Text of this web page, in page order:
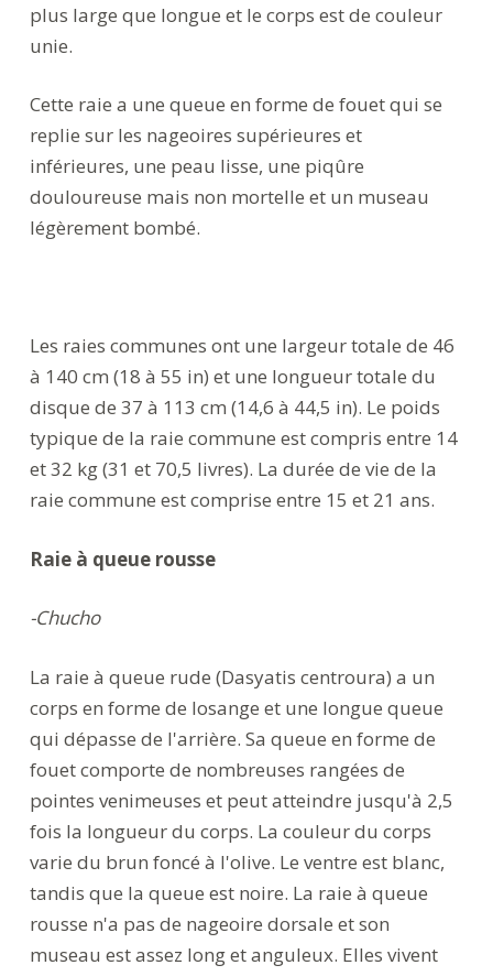
plus large que longue et le corps est de couleur
unie.
Cette raie a une queue en forme de fouet qui se
replie sur les nageoires supérieures et
inférieures, une peau lisse, une piqûre
douloureuse mais non mortelle et un museau
légèrement bombé.
Les raies communes ont une largeur totale de 46
à 140 cm (18 à 55 in) et une longueur totale du
disque de 37 à 113 cm (14,6 à 44,5 in). Le poids
typique de la raie commune est compris entre 14
et 32 kg (31 et 70,5 livres). La durée de vie de la
raie commune est comprise entre 15 et 21 ans.
Raie à queue rousse
-Chucho
La raie à queue rude (Dasyatis centroura) a un
corps en forme de losange et une longue queue
qui dépasse de l'arrière. Sa queue en forme de
fouet comporte de nombreuses rangées de
pointes venimeuses et peut atteindre jusqu'à 2,5
fois la longueur du corps. La couleur du corps
varie du brun foncé à l'olive. Le ventre est blanc,
tandis que la queue est noire. La raie à queue
rousse n'a pas de nageoire dorsale et son
museau est assez long et anguleux. Elles vivent